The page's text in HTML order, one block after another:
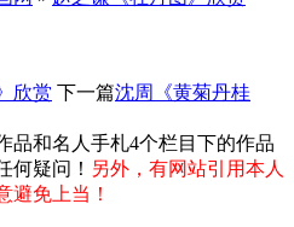
欣赏 下一篇沈周《黄菊丹桂
品和名人手札4个栏目下的作品
何疑问！ 另外，有网站引用本人
避免上当！